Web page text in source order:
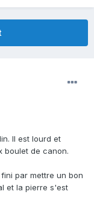
Il est lourd et
boulet de canon.
par mettre un bon
et la pierre s'est